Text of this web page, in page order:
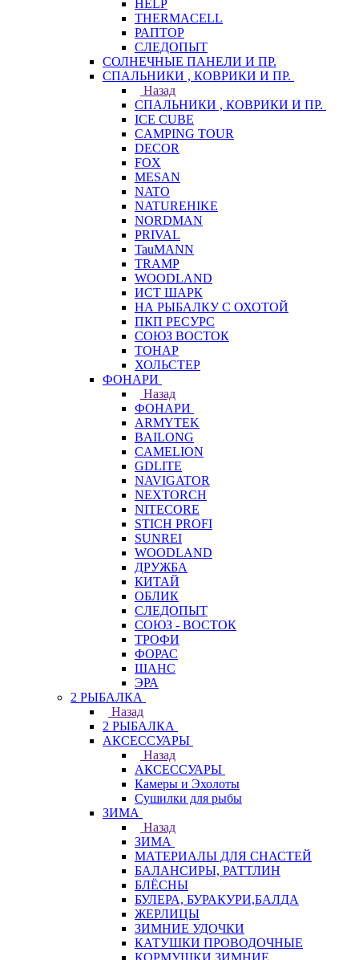
HELP
THERMACELL
РАПТОР
СЛЕДОПЫТ
СОЛНЕЧНЫЕ ПАНЕЛИ И ПР.
СПАЛЬНИКИ , КОВРИКИ И ПР.
Назад
СПАЛЬНИКИ , КОВРИКИ И ПР.
ICE CUBE
CAMPING TOUR
DECOR
FOX
MESAN
NATO
NATUREHIKE
NORDMAN
PRIVAL
TauMANN
TRAMP
WOODLAND
ИСТ ШАРК
НА РЫБАЛКУ С ОХОТОЙ
ПКП РЕСУРС
СОЮЗ ВОСТОК
ТОНАР
ХОЛЬСТЕР
ФОНАРИ
Назад
ФОНАРИ
ARMYTEK
BAILONG
CAMELION
GDLITE
NAVIGATOR
NEXTORCH
NITECORE
STICH PROFI
SUNREI
WOODLAND
ДРУЖБА
КИТАЙ
ОБЛИК
СЛЕДОПЫТ
СОЮЗ - ВОСТОК
ТРОФИ
ФОРАС
ШАНС
ЭРА
2 РЫБАЛКА
Назад
2 РЫБАЛКА
АКСЕССУАРЫ
Назад
АКСЕССУАРЫ
Камеры и Эхолоты
Сушилки для рыбы
ЗИМА
Назад
ЗИМА
МАТЕРИАЛЫ ДЛЯ СНАСТЕЙ
БАЛАНСИРЫ, РАТТЛИН
БЛЁСНЫ
БУЛЕРА, БУРАКУРИ,БАЛДА
ЖЕРЛИЦЫ
ЗИМНИЕ УДОЧКИ
КАТУШКИ ПРОВОДОЧНЫЕ
КОРМУШКИ ЗИМНИЕ